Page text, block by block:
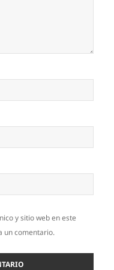
y sitio web en este
un comentario.